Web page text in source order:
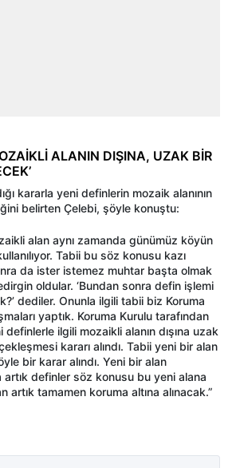
ALANIN DIŞINA, UZAK BİR
kararla yeni definlerin mozaik alanının
belirten Çelebi, şöyle konuştu:
alan aynı zamanda günümüz köyün
Tabii bu söz konusu kazı
da ister istemez muhtar başta olmak
oldular. ‘Bundan sonra defin işlemi
dediler. Onunla ilgili tabii biz Koruma
yaptık. Koruma Kurulu tarafından
ilgili mozaikli alanın dışına uzak
kararı alındı. Tabii yeni bir alan
bir karar alındı. Yeni bir alan
definler söz konusu bu yeni alana
artık tamamen koruma altına alınacak.”